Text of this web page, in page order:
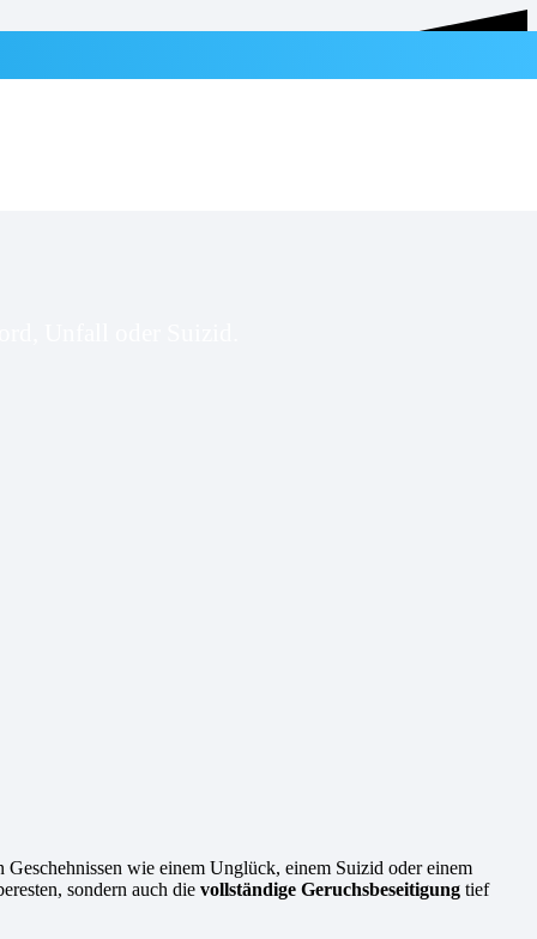
Unfall oder Suizid.
Geschehnissen wie einem Unglück, einem Suizid oder einem
sondern auch die vollständige Geruchsbeseitigung tief